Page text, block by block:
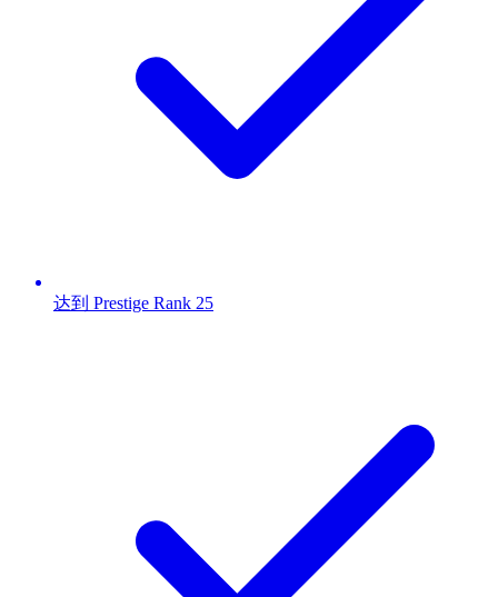
达到 Prestige Rank 25